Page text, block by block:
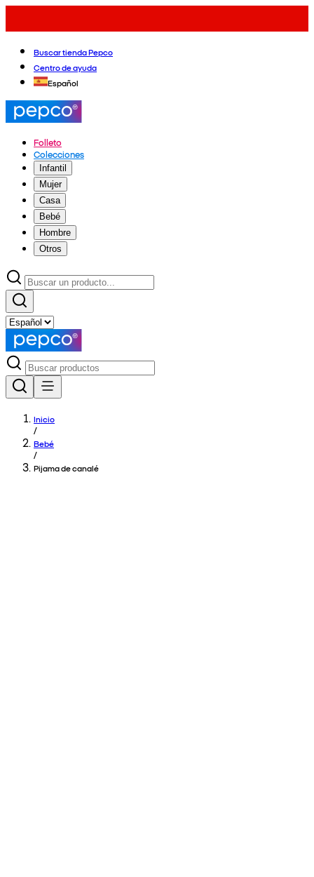
Buscar tienda Pepco
Centro de ayuda
Español
Folleto
Colecciones
Infantil
Mujer
Casa
Bebé
Hombre
Otros
Inicio
/
Bebé
/
Pijama de canalé